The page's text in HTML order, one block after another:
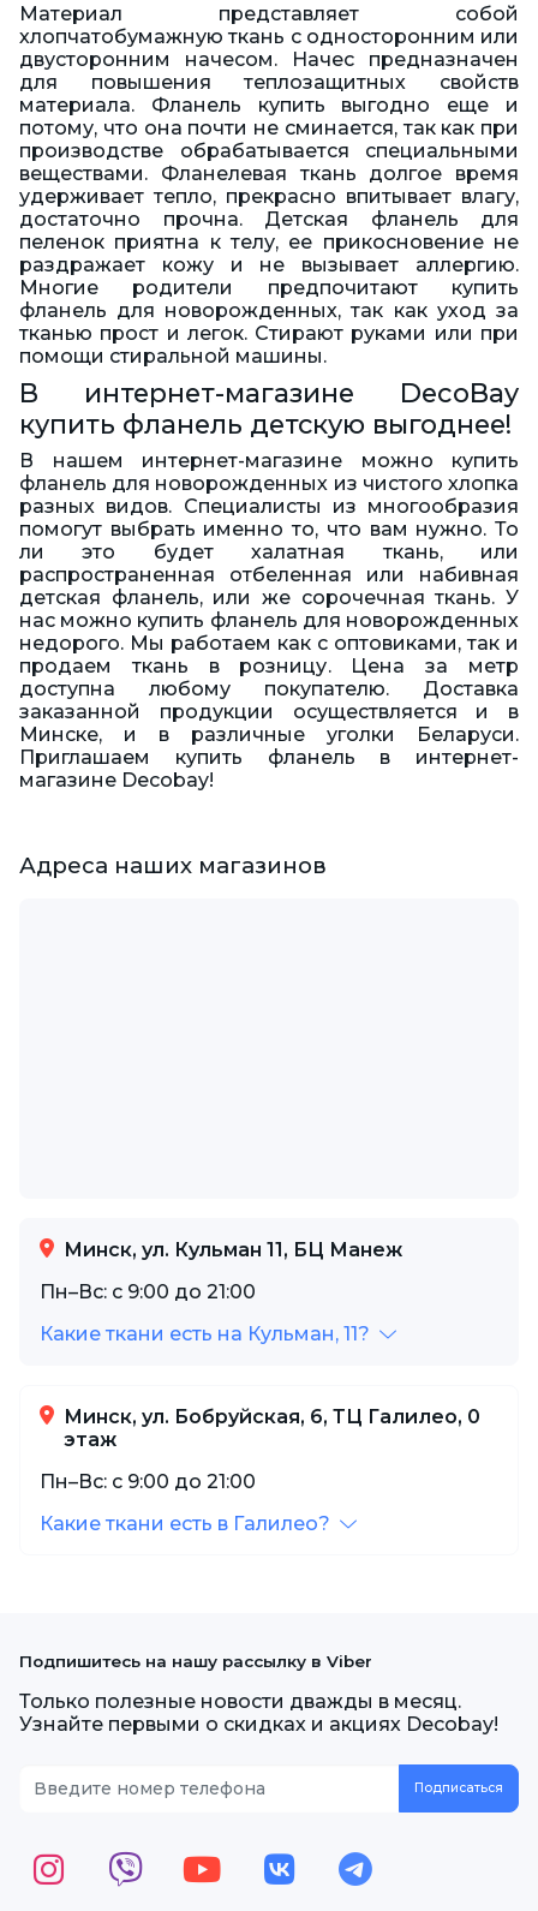
Материал представляет собой
хлопчатобумажную ткань с односторонним или
двусторонним начесом. Начес предназначен
для повышения теплозащитных свойств
материала. Фланель купить выгодно еще и
потому, что она почти не сминается, так как при
производстве обрабатывается специальными
веществами. Фланелевая ткань долгое время
удерживает тепло, прекрасно впитывает влагу,
достаточно прочна. Детская фланель для
пеленок приятна к телу, ее прикосновение не
раздражает кожу и не вызывает аллергию.
Многие родители предпочитают купить
фланель для новорожденных, так как уход за
тканью прост и легок. Стирают руками или при
помощи стиральной машины.
В интернет-магазине DecoBay
купить фланель детскую выгоднее!
В нашем интернет-магазине можно купить
фланель для новорожденных из чистого хлопка
разных видов. Специалисты из многообразия
помогут выбрать именно то, что вам нужно. То
ли это будет халатная ткань, или
распространенная отбеленная или набивная
детская фланель, или же сорочечная ткань. У
нас можно купить фланель для новорожденных
недорого. Мы работаем как с оптовиками, так и
продаем ткань в розницу. Цена за метр
доступна любому покупателю. Доставка
заказанной продукции осуществляется и в
Минске, и в различные уголки Беларуси.
Приглашаем купить фланель в интернет-
магазине Decobay!
Адреса наших магазинов
Минск, ул. Кульман 11, БЦ Манеж
Пн–Вс: с 9:00 до 21:00
Какие ткани есть на Кульман, 11?
Минск, ул. Бобруйская, 6, ТЦ Галилео, 0
этаж
Пн–Вс: с 9:00 до 21:00
Какие ткани есть в Галилео?
Подпишитесь на нашу рассылку в Viber
Только полезные новости дважды в месяц.
Узнайте первыми о скидках и акциях Decobay!